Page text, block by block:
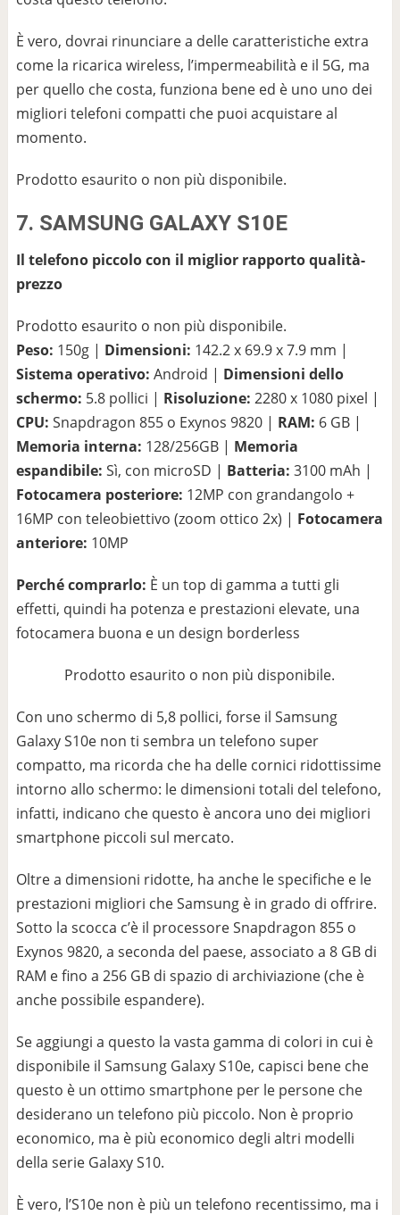
È vero, dovrai rinunciare a delle caratteristiche extra
come la ricarica wireless, l’impermeabilità e il 5G, ma
per quello che costa, funziona bene ed è uno uno dei
migliori telefoni compatti che puoi acquistare al
momento.
Prodotto esaurito o non più disponibile.
7. SAMSUNG GALAXY S10E
Il telefono piccolo con il miglior rapporto qualità-
prezzo
Prodotto esaurito o non più disponibile.
Peso: 150g | Dimensioni: 142.2 x 69.9 x 7.9 mm |
Sistema operativo: Android | Dimensioni dello
schermo: 5.8 pollici | Risoluzione: 2280 x 1080 pixel |
CPU: Snapdragon 855 o Exynos 9820 | RAM: 6 GB |
Memoria interna: 128/256GB | Memoria
espandibile: Sì, con microSD | Batteria: 3100 mAh |
Fotocamera posteriore: 12MP con grandangolo +
16MP con teleobiettivo (zoom ottico 2x) | Fotocamera
anteriore: 10MP
Perché comprarlo: È un top di gamma a tutti gli
effetti, quindi ha potenza e prestazioni elevate, una
fotocamera buona e un design borderless
Prodotto esaurito o non più disponibile.
Con uno schermo di 5,8 pollici, forse il Samsung
Galaxy S10e non ti sembra un telefono super
compatto, ma ricorda che ha delle cornici ridottissime
intorno allo schermo: le dimensioni totali del telefono,
infatti, indicano che questo è ancora uno dei migliori
smartphone piccoli sul mercato.
Oltre a dimensioni ridotte, ha anche le specifiche e le
prestazioni migliori che Samsung è in grado di offrire.
Sotto la scocca c’è il processore Snapdragon 855 o
Exynos 9820, a seconda del paese, associato a 8 GB di
RAM e fino a 256 GB di spazio di archiviazione (che è
anche possibile espandere).
Se aggiungi a questo la vasta gamma di colori in cui è
disponibile il Samsung Galaxy S10e, capisci bene che
questo è un ottimo smartphone per le persone che
desiderano un telefono più piccolo. Non è proprio
economico, ma è più economico degli altri modelli
della serie Galaxy S10.
È vero, l’S10e non è più un telefono recentissimo, ma i